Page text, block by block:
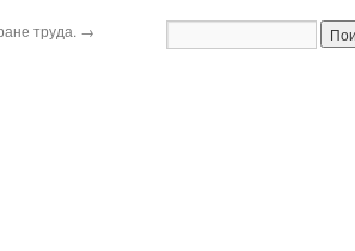
труда. →